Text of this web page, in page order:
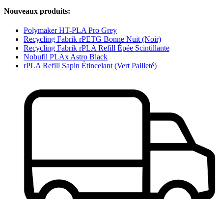
Nouveaux produits:
Polymaker HT-PLA Pro Grey
Recycling Fabrik rPETG Bonne Nuit (Noir)
Recycling Fabrik rPLA Refill Épée Scintillante
Nobufil PLAx Astro Black
rPLA Refill Sapin Étincelant (Vert Pailleté)